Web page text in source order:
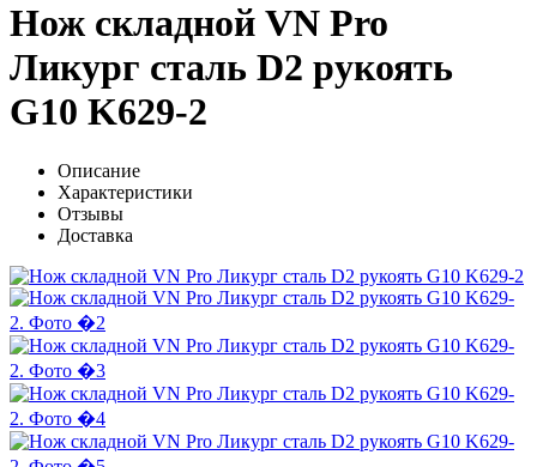
Нож складной VN Pro
Ликург сталь D2 рукоять
G10 K629-2
Описание
Характеристики
Отзывы
Доставка